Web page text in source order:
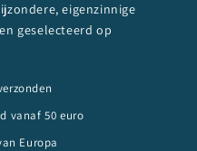
eigenzinnige
geselecteerd op
vanaf 50 euro
Europa